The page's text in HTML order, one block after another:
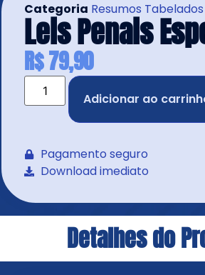
Categoria Resumos Tabelados
Leis Penais
R$79,90
Adicionar ao
Pagamento seguro
Download imediato
Detalhes do